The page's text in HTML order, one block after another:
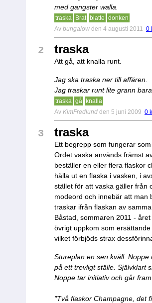
med gangster walla.
traska Brat blatte donken
Av bungalow den 4 augusti 2011 0
2 traska
Att gå, att knalla runt.
Jag ska traska ner till affären.
Jag traskar runt lite grann
traska gå
knalla
Av KimFredlund den 5 juni 2009 0
3 traska
Ett begrepp som fungerar
Ordet vaska används främst
beställer en eller flera flaskor
hälla ut en flaska i vasken, i
stället för att vaska gäller från
modeord och innebär att man
traskar ifrån flaskan av
Båstad, sommaren 2011 -
övrigt uppkom som
vilket förbjöds strax
Stureplan en sen kväll.
på ett trevligt ställe. Självklart
Noppe tar initiativ och går
"Två flaskor Champagne, det